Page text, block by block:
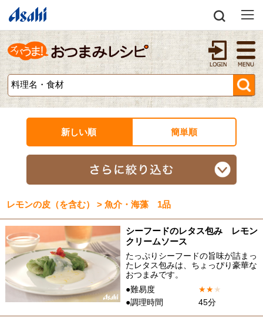
新しい順 簡単順
レモンの皮（を含む） > 魚介・海藻 1品
シーフードのレタス包み レモン
クリームソース
たっぷりシーフードの旨味が詰まっ
たレタス包みは、ちょっぴり豪華な
おつまみです。
●難易度
★★★
●調理時間
45分